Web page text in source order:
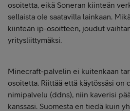
osoitetta, eikä Soneran kiinteän
sellaista ole saatavilla lainkaan.
kiinteän ip-osoitteen, joudut
yritysliittymäksi.
Minecraft-palvelin ei kuitenkaan
osoitetta. Riittää että käytössäsi on
nimipalvelu (ddns), niin kaverisi
kanssasi. Suomesta en tiedä kuin